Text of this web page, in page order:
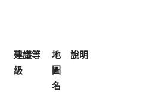
建議等
級
地
圖
名
說明